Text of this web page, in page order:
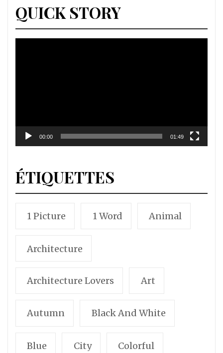
QUICK STORY
00:00 01:49
ÉTIQUETTES
1 Picture 1 Word Animal
Architecture
Architecture Lovers Art
Autumn Black And White
Blue City Colorful